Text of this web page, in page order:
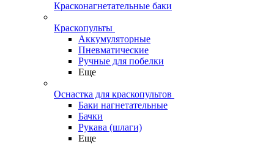
Красконагнетательные баки
Краскопульты
Аккумуляторные
Пневматические
Ручные для побелки
Еще
Оснастка для краскопультов
Баки нагнетательные
Бачки
Рукава (шлаги)
Еще